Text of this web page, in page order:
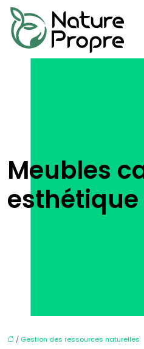
Meubles
/ Gestion des ressources naturelles